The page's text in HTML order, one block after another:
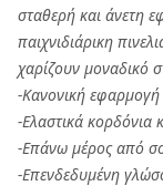
σταθερή και άνετη
παιχνιδιάρικη
χαρίζουν μοναδικό
-Κανονική εφαρμογή
-Ελαστικά κορδόνια
-Επάνω μέρος από
-Επενδεδυμένη